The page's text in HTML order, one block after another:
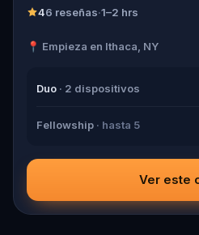
Walter, the obsessed boyfriend?
suspects, and expose the real
46 reseñas·1–2 hrs
📍 Empieza en Ithaca, NY
Duo · 2 dispositivos
Fellowship · hasta 5
Ver este